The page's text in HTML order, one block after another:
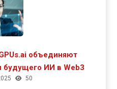
объединяют
будущего ИИ в Web3
50